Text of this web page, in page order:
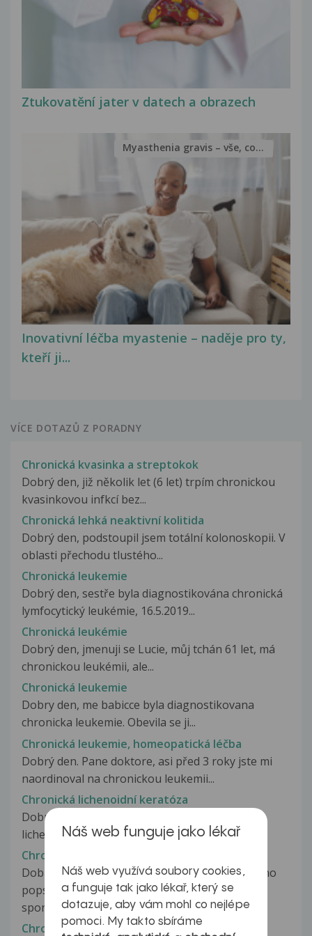
Ztukovatění jater v datech a obrazech
Inovativní léčba myastenie – naděje pro ty,
kteří ji...
Myasthenia gravis – vše, co...
VÍCE DOTAZŮ Z PORADNY
Chronická kvasinka a streptokok
Dobrý den, již několik let (6 let) trpím chronickou
kvasinkovou infkcí bez...
Chronická lehká neaktivní kolitida
Dobrý den, podstoupil jsem totální kolonoskopii. V
oblasti přechodu tlustého...
Chronická leukemie
Dobrý den, sestře byla diagnostikována chronická
lymfocytický leukémie, 16.5.2019...
Chronická leukémie
Dobrý den, jmenuji se Lucie, můj tchán 61 let, má
chronickou leukémii, ale...
Chronická leukemie
Dobry den, me babicce byla diagnostikovana
chronicka leukemie. Obevila se ji...
Chronická leukemie, homeopatická léčba
Dobrý den. Pane doktore, asi před 3 roky jste mi
naordinoval na chronickou leukemii...
Chronická lichenoidní keratóza
Dobrý den, byla mi diagnostikovaná chronická
lichenoidní keratóza. Můžete mi...
Chronická lumbalgie,ventr.listhejesy L5
Dobrý den,nerozumím nálezu z CT,můžete mi ho
popsat abych tomu rozuměla?CT L4-S1-
spondylosa...
Chronická lymeská borelioza?
Náš web funguje jako lékař
Náš web využívá soubory cookies,
a funguje tak jako lékař, který se
dotazuje, aby vám mohl co nejlépe
pomoci. My takto sbíráme